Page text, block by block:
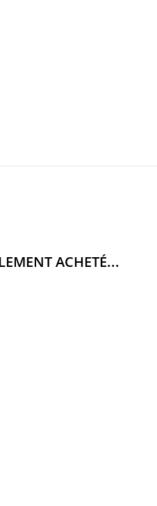
ACHETÉ...